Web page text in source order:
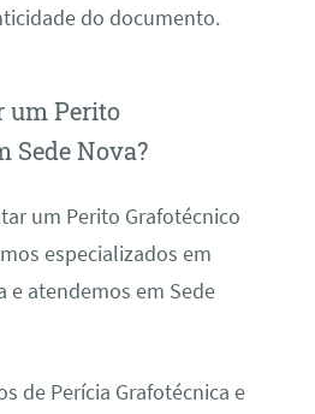
do documento.
um Perito
Sede Nova?
um Perito Grafotécnico
especializados em
e atendemos em Sede
de Perícia Grafotécnica e